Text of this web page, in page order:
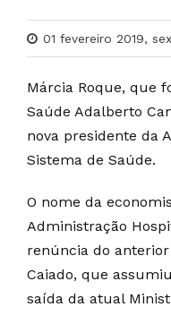
01 fevereiro 2019,
Márcia Roque, que
Saúde Adalberto
nova presidente da
Sistema de Saúde.
O nome da
Administração
renúncia do
Caiado, que
saída da atual